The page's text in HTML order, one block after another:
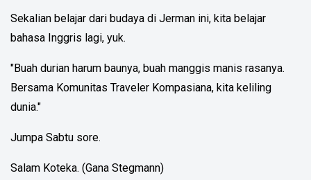
Sekalian belajar dari budaya di Jerman ini, kita belajar
bahasa Inggris lagi, yuk.
"Buah durian harum baunya, buah manggis manis rasanya.
Bersama Komunitas Traveler Kompasiana, kita keliling
dunia."
Jumpa Sabtu sore.
Salam Koteka. (Gana Stegmann)